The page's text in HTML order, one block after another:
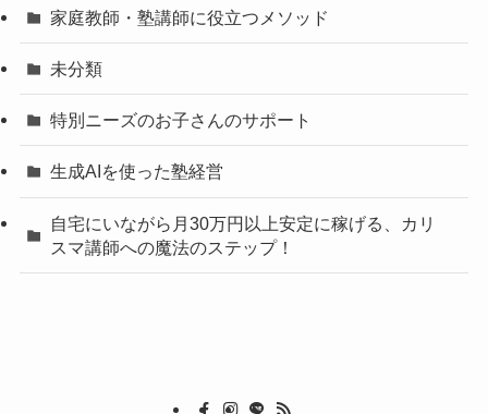
家庭教師・塾講師に役立つメソッド
未分類
特別ニーズのお子さんのサポート
生成AIを使った塾経営
自宅にいながら月30万円以上安定に稼げる、カリ
スマ講師への魔法のステップ！